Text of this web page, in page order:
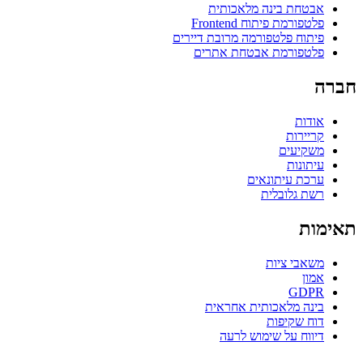
אבטחת בינה מלאכותית
פלטפורמת פיתוח Frontend
פיתוח פלטפורמה מרובת דיירים
פלטפורמת אבטחת אתרים
חברה
אודות
קריירות
משקיעים
עיתונות
ערכת עיתונאים
רשת גלובלית
תאימות
משאבי ציות
אמון
GDPR
בינה מלאכותית אחראית
דוח שקיפות
דיווח על שימוש לרעה